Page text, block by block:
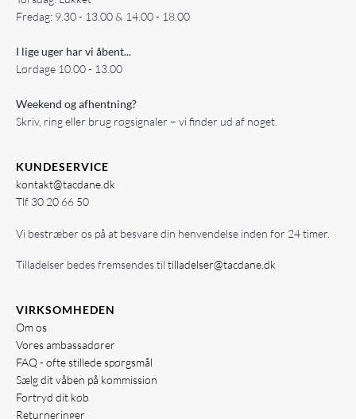
Fredag: 9.30 - 13.00 & 14.00 - 18.00
I lige uger har vi åbent...
Lørdage 10.00 - 13.00
Weekend og afhentning?
Skriv, ring eller brug røgsignaler – vi finder ud af noget.
KUNDESERVICE
kontakt@tacdane.dk
Tlf 30 20 66 50
Vi bestræber os på at besvare din henvendelse inden for 24 timer.
Tilladelser bedes fremsendes til tilladelser@tacdane.dk
VIRKSOMHEDEN
Om os
Vores ambassadører
FAQ - ofte stillede spørgsmål
Sælg dit våben på kommission
Fortryd dit køb
Returneringer